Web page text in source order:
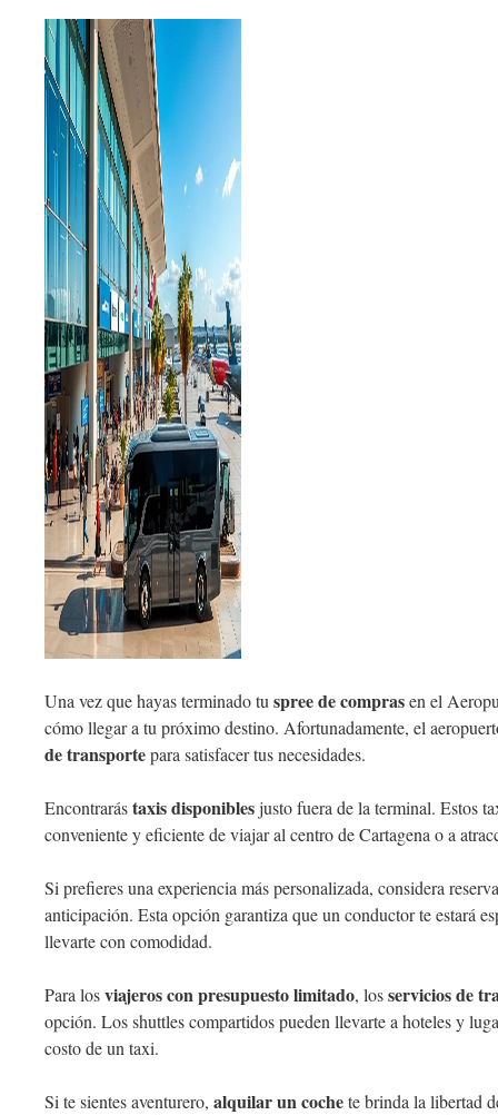
Una vez que hayas terminado tu spree de comprasen el
cómo llegar a tu próximo destino. Afortunadamente, el
de transportepara satisfacer tus necesidades.
Encontrarástaxis disponiblesjusto fuera de la terminal. Estos
conveniente y eficiente de viajar al centro de Cartagena o a
Si prefieres una experiencia más personalizada, considera
anticipación. Esta opción garantiza que un conductor te estará
llevarte con comodidad.
Para losviajeros con presupuesto limitado, losservicios de
opción. Los shuttles compartidos pueden llevarte a hoteles y
costo de un taxi.
Si te sientes aventurero, alquilar un cochete brinda la libertad